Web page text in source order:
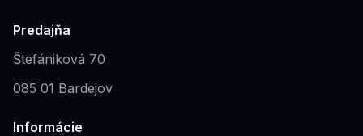
Predajňa
Štefániková 70
085 01 Bardejov
Informácie